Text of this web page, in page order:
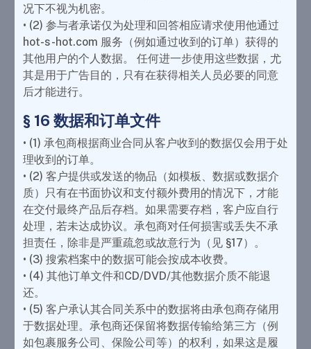
况下不视为机密。
• (2) 参与者承诺仅为处理和回答相应请求使用他通过
hot-s-hot.com 服务（例如通过收到的订单）获得的
其他用户的个人数据。 任何进一步使用这些数据，尤
其是用于广告目的，只有在获得相关人员必要的同意
后才能进行。
§ 16 数据和订单文件
• (1) 承包商根据商业合同从客户收到的数据仅会用于处
理收到的订单。
• (2) 客户提供或发送的物品（如模板、数据或数据介
质）只有在书面协议和支付额外费用的情况下，才能
在交付最终产品后存档。如果需要存档，客户应自行
处理，若未达成协议。承包商对任何损害或丢失不承
担责任，除非是严重疏忽或故意行为（见 §17）。
• (3) 搜索档案中的数据可能会按成本收费。
• (4) 其他订单文件和CD/DVD/其他数据介质不能退
还。
• (5) 客户承认其合同关系中的数据将由承包商存储用
于数据处理。承包商还保留将数据传输给第三方（例
如包裹服务公司、保险公司等）的权利，如果这是履